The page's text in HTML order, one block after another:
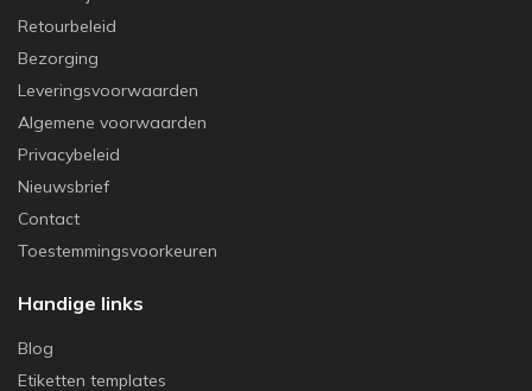
Retourbeleid
Bezorging
Leveringsvoorwaarden
Algemene voorwaarden
Privacybeleid
Nieuwsbrief
Contact
Toestemmingsvoorkeuren
Handige links
Blog
Etiketten templates